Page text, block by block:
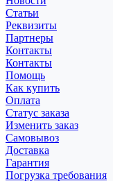
Статьи
Реквизиты
Партнеры
Контакты
Контакты
Помощь
Как купить
Оплата
Статус заказа
Изменить заказ
Самовывоз
Доставка
Гарантия
Погрузка требования